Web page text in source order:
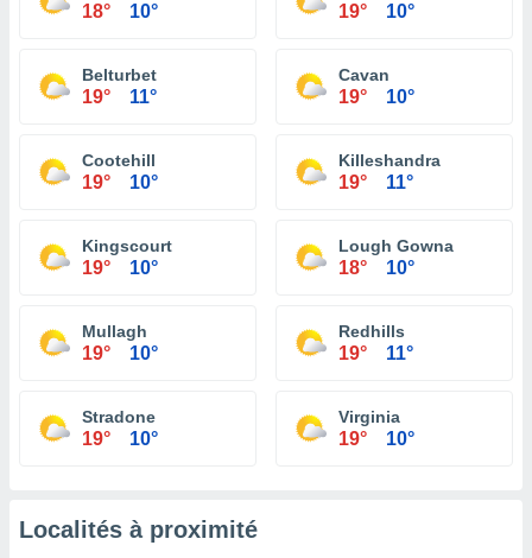
18° 10° 19° 10°
Belturbet
19° 11°
Cavan
19° 10°
Cootehill
19° 10°
Killeshandra
19° 11°
Kingscourt
19° 10°
Lough Gowna
18° 10°
Mullagh
19° 10°
Redhills
19° 11°
Stradone
19° 10°
Virginia
19° 10°
Localités à proximité